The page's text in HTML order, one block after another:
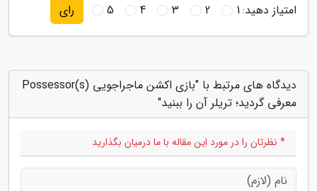
امتیاز دهید:1
2
3
4
5 رای
دیدگاه های مرتبط با "بازی اکشن ماجراجویی Possessor(s)
معرفی گردید؛ تریلر آن را ببنید"
* نظرتان را در مورد این مقاله با ما درمیان بگذارید